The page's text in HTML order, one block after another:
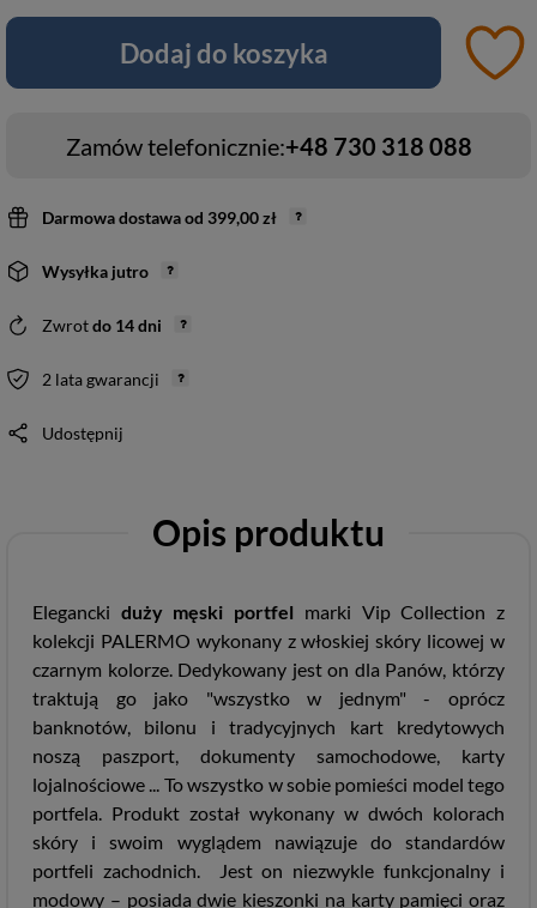
Dodaj do koszyka
Zamów telefonicznie:+48 730 318 088
Darmowa dostawaod 399,00 zł
Wysyłka jutro
Zwrotdo 14dni
2 lata gwarancji
Udostępnij
Opis produktu
Elegancki duży męski portfel marki Vip Collection z
kolekcji PALERMO wykonany z włoskiej skóry licowej w
czarnym kolorze. Dedykowany jest on dla Panów, którzy
traktują go jako "wszystko w jednym" - oprócz
banknotów, bilonu i tradycyjnych kart kredytowych
noszą paszport, dokumenty samochodowe, karty
lojalnościowe ... To wszystko w sobie pomieści model tego
portfela. Produkt został wykonany w dwóch kolorach
skóry i swoim wyglądem nawiązuje do standardów
portfeli zachodnich. Jest on niezwykle funkcjonalny i
modowy – posiada dwie kieszonki na karty pamięci oraz